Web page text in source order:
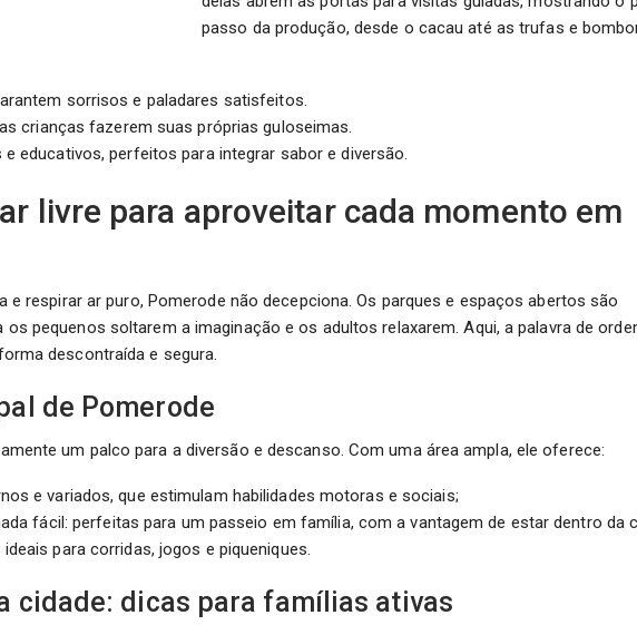
passo da produção, desde o cacau até as trufas e
sorrisos e paladares satisfeitos.
crianças fazerem suas próprias guloseimas.
educativos, perfeitos para integrar sabor e diversão.
livre para aproveitar cada momento em
e respirar ar puro, Pomerode não decepciona. Os parques e espaços abertos são
pequenos soltarem a imaginação e os adultos relaxarem. Aqui, a palavra de
descontraída e segura.
de Pomerode
um palco para a diversão e descanso. Com uma área ampla, ele oferece:
e variados, que estimulam habilidades motoras e sociais;
fácil: perfeitas para um passeio em família, com a vantagem de estar dentro da
para corridas, jogos e piqueniques.
cidade: dicas para famílias ativas